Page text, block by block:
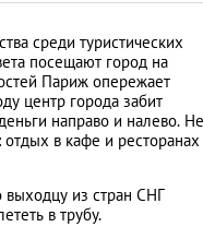
среди туристических
посещают город на
Париж опережает
центр города забит
направо и налево. Не
в кафе и ресторанах
выходцу из стран СНГ
в трубу.